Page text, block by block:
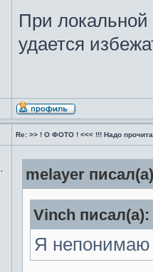
При локальной
удается
Re: >> ! О ФОТО ! <<< !!! Надо
melayer
Vinch писал(а):
Я непонимаю